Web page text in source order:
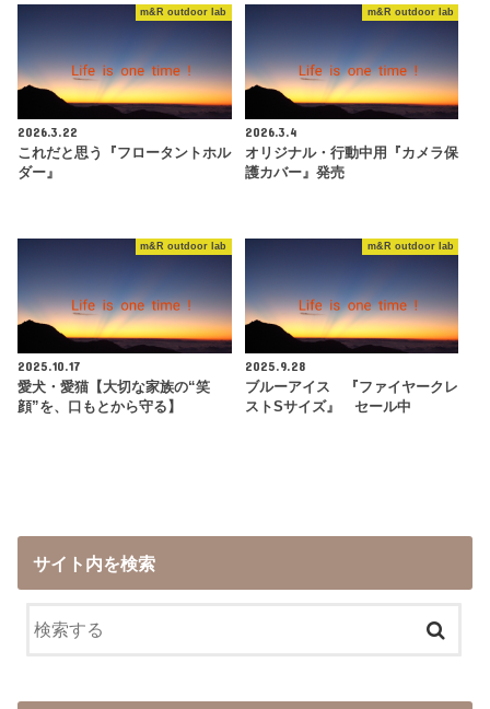
m&R outdoor lab
2026.3.22
これだと思う『フロータントホル
ダー』
m&R outdoor lab
2026.3.4
オリジナル・行動中用『カメラ保
護カバー』発売
m&R outdoor lab
2025.10.17
愛犬・愛猫【大切な家族の“笑
顔”を、口もとから守る】
m&R outdoor lab
2025.9.28
ブルーアイス 『ファイヤークレ
ストSサイズ』 セール中
サイト内を検索